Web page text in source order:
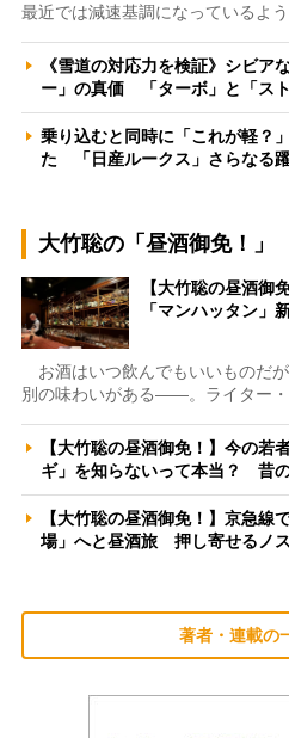
最近では減速基調になっているよ
《雪道の対応力を検証》シビア
ー」の真価 「ターボ」と「ス
乗り込むと同時に「これが軽？
た 「日産ルークス」さらなる
大竹聡の「昼酒御免！」
【大竹聡の昼酒御
「マンハッタン」
お酒はいつ飲んでもいいものだ
別の味わいがある――。ライター・
【大竹聡の昼酒御免！】今の若
ギ」を知らないって本当？ 昔
【大竹聡の昼酒御免！】京急線
場」へと昼酒旅 押し寄せるノ
著者・連載の